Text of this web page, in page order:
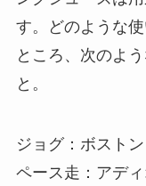
す。どのような
ところ、次のよ
と。
ジョグ：ボスト
ペース走：アデ